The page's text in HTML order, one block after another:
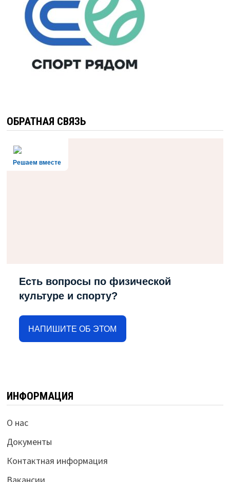
ОБРАТНАЯ СВЯЗЬ
Решаем вместе
Есть вопросы по физической
культуре и спорту?
НАПИШИТЕ ОБ ЭТОМ
ИНФОРМАЦИЯ
О нас
Документы
Контактная информация